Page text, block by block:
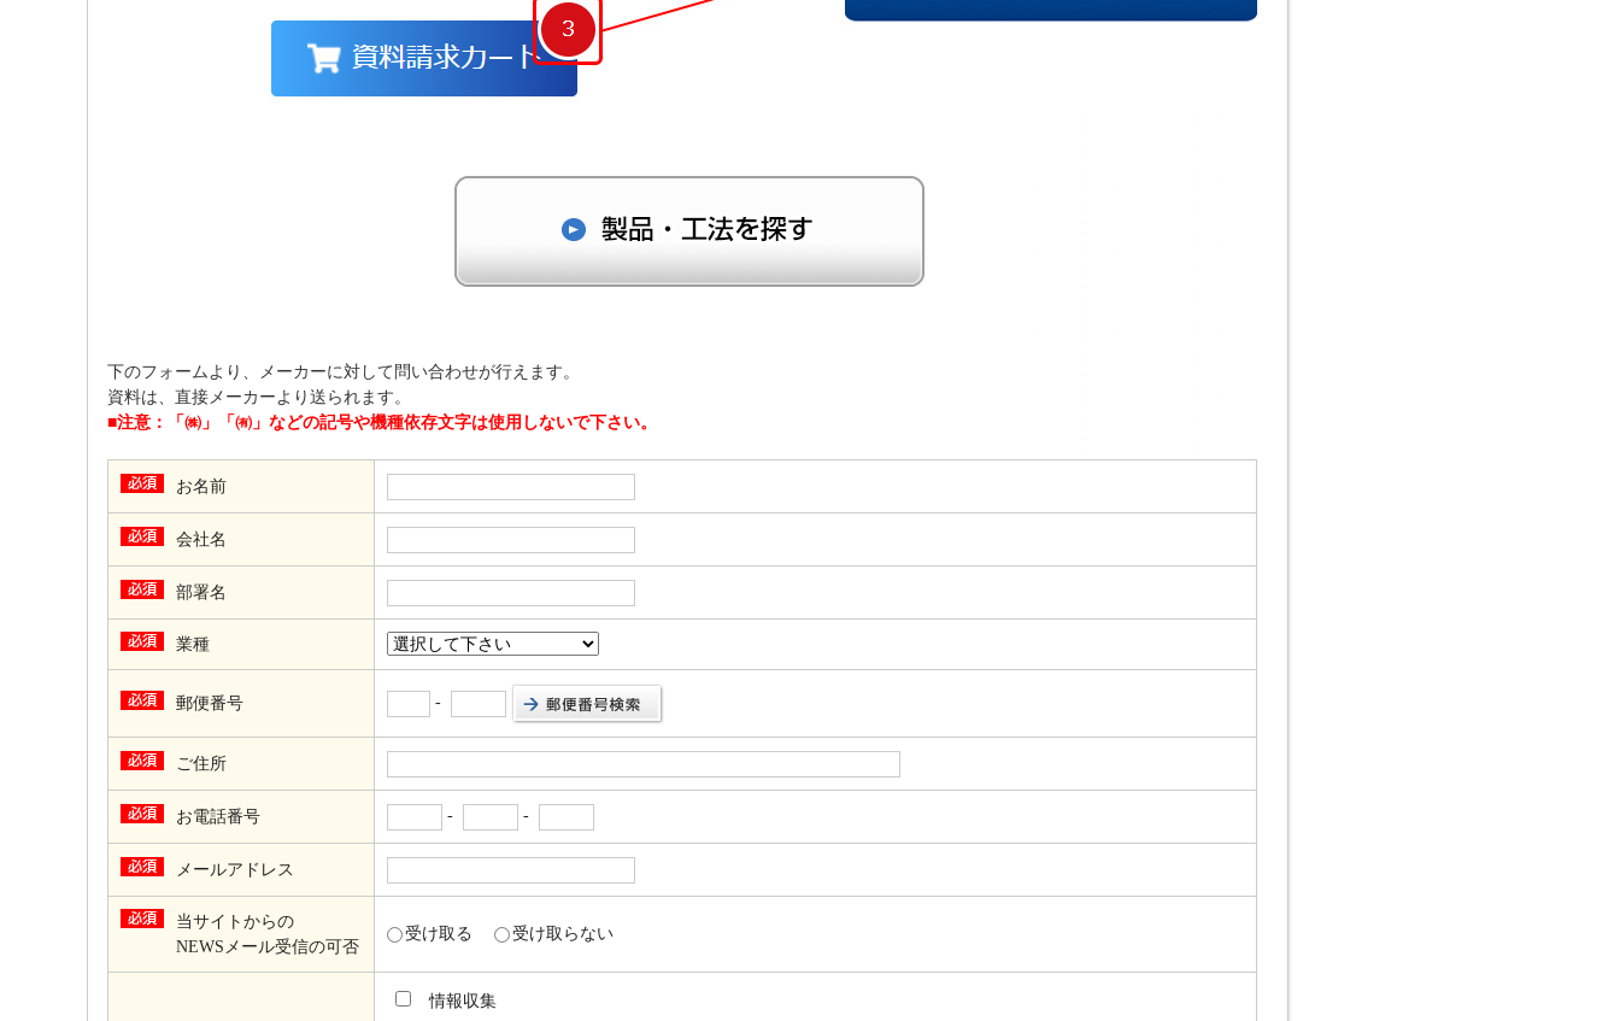
下のフォームより、メーカーに対して問い合わせが行えます。
資料は、直接メーカーより送られます。
■注意：「㈱」「㈲」などの記号や機種依存文字は使用しないで下さい。
お名前
会社名
部署名
業種
郵便番号 -
ご住所
お電話番号 - -
メールアドレス
当サイトからの
NEWSメール受信の可否
受け取る 受け取らない
情報収集